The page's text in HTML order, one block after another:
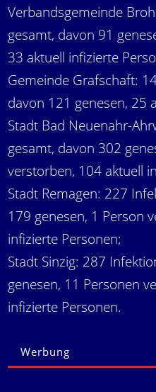
Verbandsgemeinde
gesamt, davon 91
33 aktuell infizierte
Gemeinde Grafschaft:
davon 121 genesen, 25
Stadt Bad Neuenahr-
gesamt, davon 302
verstorben, 104 aktuell
Stadt Remagen: 227
179 genesen, 1 Person
infizierte Personen;
Stadt Sinzig: 287
genesen, 11 Personen
infizierte Personen.
Werbung